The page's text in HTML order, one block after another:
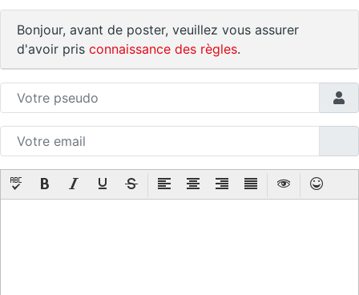
Bonjour, avant de poster, veuillez vous assurer
d'avoir pris connaissance des règles.